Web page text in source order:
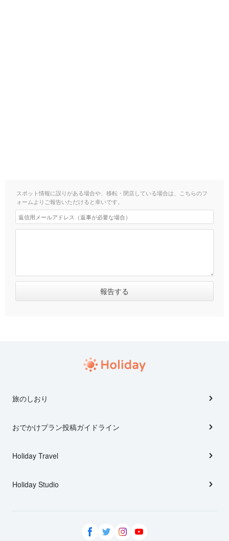
スポット情報に誤りがある場合や、移転・閉店している場合は、こちらのフ
ォームよりご報告いただけると幸いです。
旅のしおり
おでかけプラン投稿ガイドライン
Holiday Travel
Holiday Studio